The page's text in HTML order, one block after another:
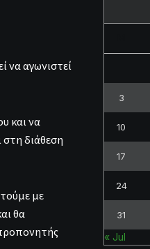
να αγωνιστεί
και να
στη διάθεση
με
θα
3
10
17
24
31
« Jul